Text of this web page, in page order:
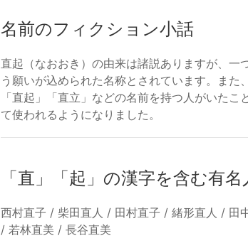
名前のフィクション小話
直起（なおおき）の由来は諸説ありますが、一
う願いが込められた名称とされています。また
「直起」「直立」などの名前を持つ人がいた
て使われるようになりました。
「直」「起」の漢字を含む有名
西村直子 / 柴田直人 / 田村直子 / 緒形直人 / 田
/ 若林直美 / 長谷直美